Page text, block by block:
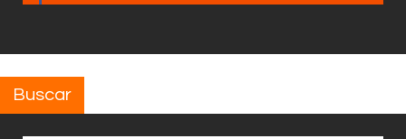
Buscar